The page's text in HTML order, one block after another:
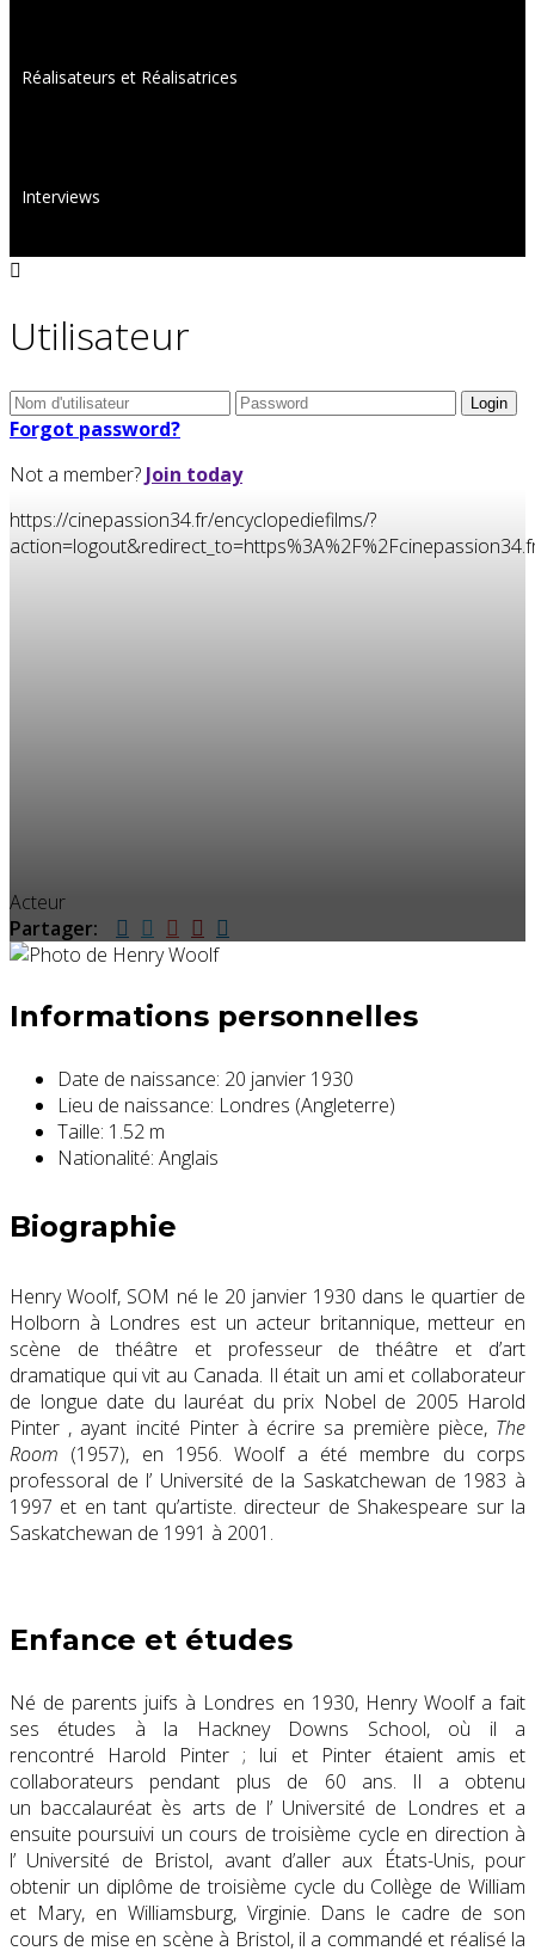
Réalisateurs et Réalisatrices
Interviews
Utilisateur
Forgot password?
Not a member? Join today
https://cinepassion34.fr/encyclopediefilms/?
Acteur
Partager:
Informations personnelles
Date de naissance: 20 janvier 1930
Lieu de naissance: Londres (Angleterre)
Taille: 1.52 m
Nationalité: Anglais
Biographie
Henry Woolf, SOM né le 20 janvier 1930 dans le quartier de
Holborn à Londres est un acteur britannique, metteur en
scène de théâtre et professeur de théâtre et d’art
dramatique qui vit au Canada. Il était un ami et collaborateur
de longue date du lauréat du prix Nobel de 2005 Harold
Pinter , ayant incité Pinter à écrire sa première pièce, The
Room (1957), en 1956. Woolf a été membre du corps
professoral de l’ Université de la Saskatchewan de 1983 à
1997 et en tant qu’artiste. directeur de Shakespeare sur la
Saskatchewan de 1991 à 2001.
Enfance et études
Né de parents juifs à Londres en 1930, Henry Woolf a fait
ses études à la
Hackney Downs School, où il a
rencontré Harold Pinter ; lui et Pinter étaient amis et
collaborateurs pendant plus de 60 ans. Il a obtenu
un baccalauréat ès arts de l’ Université de Londres et a
ensuite poursuivi un cours de troisième cycle en direction à
l’ Université de Bristol, avant d’aller aux États-Unis, pour
obtenir un diplôme de troisième cycle du Collège de William
et Mary, en Williamsburg, Virginie. Dans le cadre de son
cours de mise en scène à Bristol, il a commandé et réalisé la